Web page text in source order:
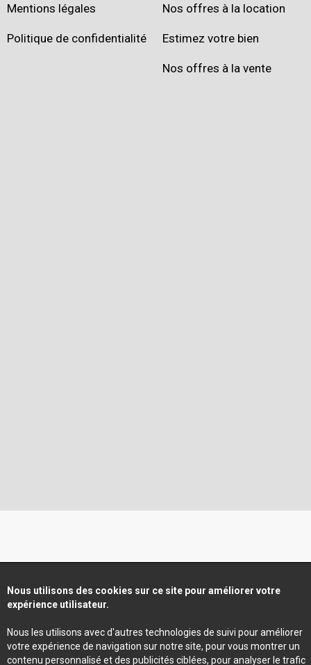
Mentions légales
Politique de confidentialité
Nos offres à la location
Estimez votre bien
Nos offres à la vente
Nous utilisons des cookies sur ce site pour améliorer votre
expérience utilisateur.
Nous les utilisons avec d'autres technologies de suivi pour améliorer
votre expérience de navigation sur notre site, pour vous montrer un
contenu personnalisé et des publicités ciblées, pour analyser le trafic